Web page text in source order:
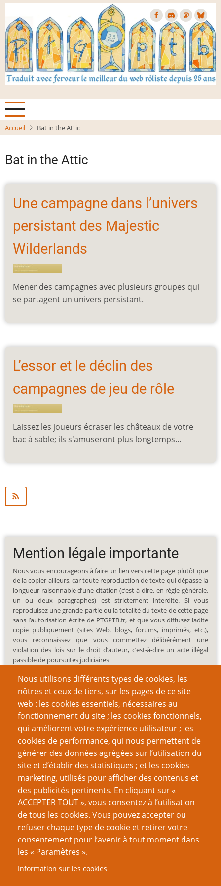
Aller
contenu
principal
Accueil Bat in the Attic
Bat in the Attic
Une campagne dans l’univers
persistant des Majestic
Wilderlands
Mener des campagnes avec plusieurs groupes qui
se partagent un univers persistant.
L’essor et le déclin des
campagnes de jeu de rôle
Laissez les joueurs écraser les châteaux de votre
bac à sable; ils s'amuseront plus longtemps...
Nous utilisons différents types de cookies, les
nôtres et ceux de tiers, sur les pages de ce site
web : les cookies essentiels, nécessaires au
fonctionnement du site ; les cookies fonctionnels,
qui améliorent votre expérience utilisateur ; les
cookies de performance, qui nous permettent de
générer des données agrégées sur l’utilisation du
site et d’établir des statistiques ; et les cookies
marketing, utilisés pour afficher des contenus et
des publicités pertinents. En cliquant sur «
ACCEPTER TOUT », vous consentez à l’utilisation
de tous les cookies. Vous pouvez accepter ou
refuser chaque type de cookie et retirer votre
consentement pour l’avenir à tout moment dans
les « Paramètres ».
Information sur les cookies
Mention légale importante
Nous vous encourageons à faire un lien vers cette page plutôt que
de la copier ailleurs, car toute reproduction de texte qui dépasse la
longueur raisonnable d’une citation (c’est-à-dire, en règle générale,
un ou deux paragraphes) est strictement interdite. Si vous
reproduisez une grande partie ou la totalité du texte de cette page
sans l’autorisation écrite de PTGPTB.fr, et que vous diffusez ladite
copie publiquement (sites Web, blogs, forums, imprimés, etc.),
vous reconnaissez que vous commettez délibérément une
violation des lois sur le droit d’auteur, c’est-à-dire un acte illégal
passible de poursuites judiciaires.
Recherche
Nom d'utilisateur
Mot de passe